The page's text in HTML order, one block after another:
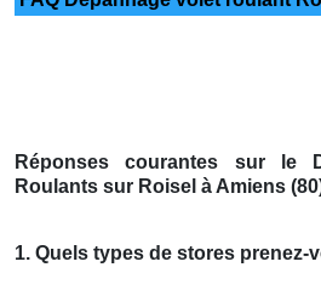
Réponses courantes sur le
Roulants sur Roisel à Amiens
1. Quels types de stores prenez-